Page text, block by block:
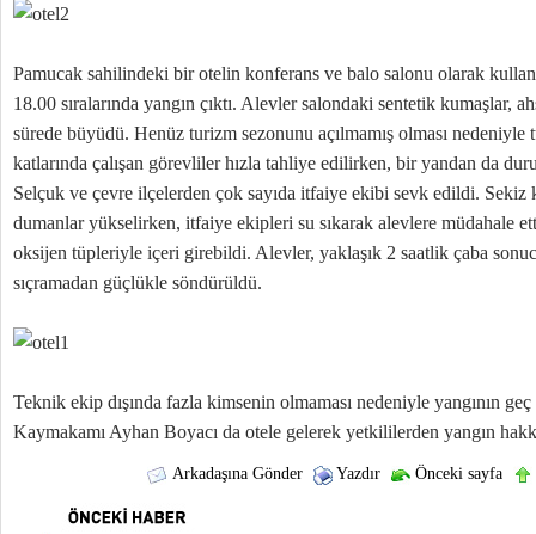
Pamucak sahilindeki bir otelin konferans ve balo salonu olarak
18.00 sıralarında yangın çıktı. Alevler salondaki sentetik kumaşlar,
sürede büyüdü. Henüz turizm sezonunu açılmamış olması
katlarında çalışan görevliler hızla tahliye edilirken, bir yandan da
Selçuk ve çevre ilçelerden çok sayıda itfaiye ekibi sevk edildi. Sekiz
dumanlar yükselirken, itfaiye ekipleri su sıkarak alevlere müdahale
oksijen tüpleriyle içeri girebildi. Alevler, yaklaşık 2 saatlik çaba
sıçramadan güçlükle söndürüldü.
Teknik ekip dışında fazla kimsenin olmaması nedeniyle yangının
Kaymakamı Ayhan Boyacı da otele gelerek yetkililerden yangın
Arkadaşına Gönder Yazdır Önceki sayfa